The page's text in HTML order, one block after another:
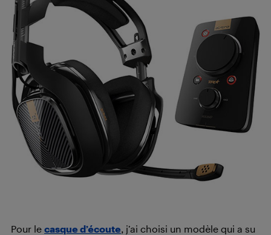
Pour le casque d’écoute , j’ai choisi un modèle qui a su